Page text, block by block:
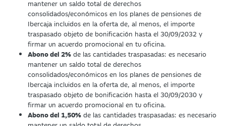
mantener un saldo total de derechos
consolidados/económicos en los planes de pensiones de
Ibercaja incluidos en la oferta de, al menos, el importe
traspasado objeto de bonificación hasta el 30/09/2032 y
firmar un acuerdo promocional en tu oficina.
Abono del 2% de las cantidades traspasadas: es necesario
mantener un saldo total de derechos
consolidados/económicos en los planes de pensiones de
Ibercaja incluidos en la oferta de, al menos, el importe
traspasado objeto de bonificación hasta el 30/09/2030 y
firmar un acuerdo promocional en tu oficina.
Abono del 1,50% de las cantidades traspasadas: es necesario